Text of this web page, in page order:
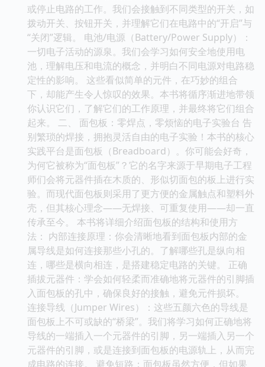
或停止电路的工作。我们会接触到不同类型的开关，如
拨动开关、按钮开关，并理解它们在电路中的“开启”与
“关闭”逻辑。 电池/电源（Battery/Power Supply）：
一切电子活动的源泉。我们会学习如何安全地使用电
池，理解电压和电流的概念，并明白不同电源对电路稳
定性的影响。 这些看似简单的元件，在巧妙的组合
下，却能产生令人惊叹的效果。本书将循序渐进地带领
你认识它们，了解它们的工作原理，并最终将它们组合
起来。 二、 面包板：零焊点，零烦恼的电子实验台 告
别繁琐的焊接，拥抱灵活自由的电子实验！本书的核心
实践平台是面包板（Breadboard）。你可能会好奇，
为何它被称为“面包板”？它的名字来源于早期电子工程
师们会将元器件插在木质的、形似切面包的板上进行实
验。而现代面包板则采用了更方便的金属触点和塑料外
壳，但其核心理念——无焊接、可重复使用——却一直
传承至今。 本书将详细介绍面包板的结构和使用方
法： 内部连接原理：你会清晰地看到面包板内部的金
属导线是如何连接那些小孔的。了解哪些孔是纵向相
连，哪些是横向相连，是搭建稳定电路的关键。 正确
插拔元器件：学会如何轻柔而准确地将元器件的引脚插
入面包板的孔中，确保良好的接触，避免元件损坏。
连接导线（Jumper Wires）：这些五颜六色的导线是
面包板上不可或缺的“桥梁”。我们将学习如何正确地将
导线的一端插入一个元器件的引脚，另一端插入另一个
元器件的引脚，或是连接到面包板的电源轨上，从而完
成电路的连接。 避免短路：面包板虽然方便，但如果